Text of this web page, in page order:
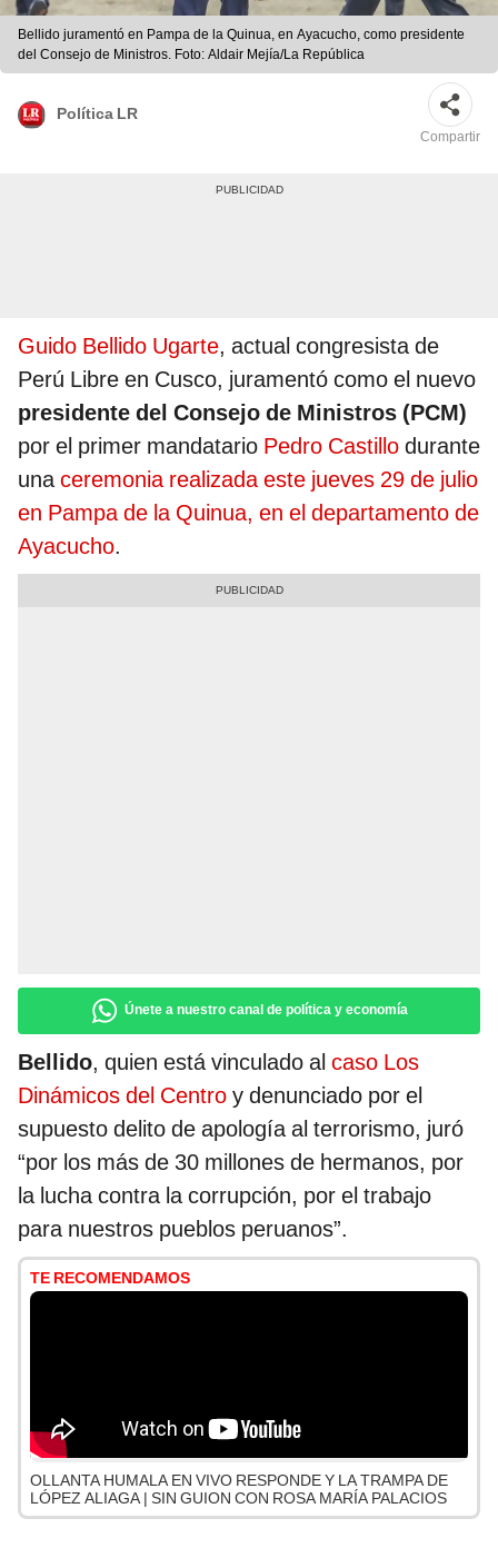
Bellido juramentó en Pampa de la Quinua, en Ayacucho, como presidente
del Consejo de Ministros. Foto: Aldair Mejía/La República
Política LR
Compartir
Guido Bellido Ugarte, actual congresista de
Perú Libre en Cusco, juramentó como el nuevo
presidente del Consejo de Ministros (PCM)
por el primer mandatario Pedro Castillo durante
unaceremonia realizada este jueves 29 de julio
en Pampa de la Quinua, en el departamento de
Ayacucho.
Únete a nuestro canal de política y economía
Bellido, quien está vinculado al caso Los
Dinámicos del Centro y denunciado por el
supuesto delito de apología al terrorismo, juró
“por los más de 30 millones de hermanos, por
la lucha contra la corrupción, por el trabajo
para nuestros pueblos peruanos”.
TE RECOMENDAMOS
OLLANTA HUMALA EN VIVO RESPONDE Y LA TRAMPA DE
LÓPEZ ALIAGA | SIN GUION CON ROSA MARÍA PALACIOS